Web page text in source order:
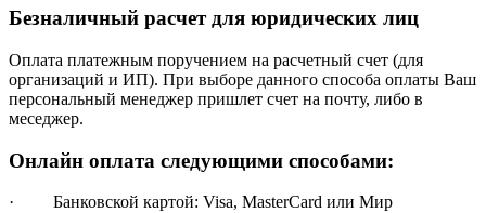
Безналичный расчет для юридических лиц
Оплата платежным поручением на расчетный счет (для
организаций и ИП). При выборе данного способа оплаты Ваш
персональный менеджер пришлет счет на почту, либо в
меседжер.
Онлайн оплата следующими способами:
· Банковской картой: Visa, MasterCard или Мир